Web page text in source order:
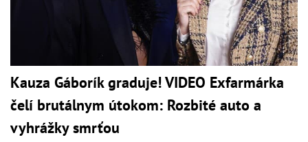
Kauza Gáborík graduje! VIDEO Exfarmárka
čelí brutálnym útokom: Rozbité auto a
vyhrážky smrťou